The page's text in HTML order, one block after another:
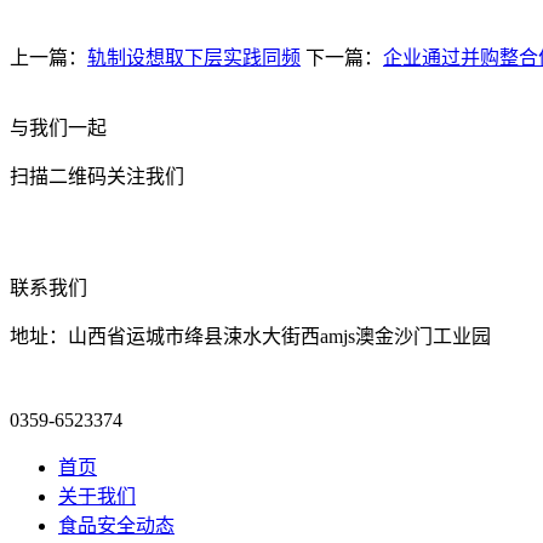
上一篇： 轨制设想取下层实践同频 下一篇： 企业通过并购整
与我们一起
扫描二维码关注我们
联系我们
地址：山西省运城市绛县涑水大街西amjs澳金沙门工业园
0359-6523374
首页
关于我们
食品安全动态